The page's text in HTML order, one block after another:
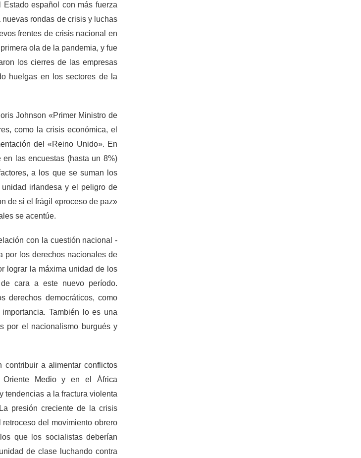
español con más fuerza
rondas de crisis y luchas
frentes de crisis nacional en
ola de la pandemia, y fue
los cierres de las empresas
huelgas en los sectores de la
Johnson «Primer Ministro de
como la crisis económica, el
del «Reino Unido». En
las encuestas (hasta un 8%)
a los que se suman los
irlandesa y el peligro de
de si el frágil «proceso de paz»
se acentúe.
con la cuestión nacional -
por los derechos nacionales de
lograr la máxima unidad de los
cara a este nuevo período.
derechos democráticos, como
También lo es una
por el nacionalismo burgués y
contribuir a alimentar conflictos
Oriente Medio y en el África
tendencias a la fractura violenta
presión creciente de la crisis
del movimiento obrero
que los socialistas deberían
de clase luchando contra